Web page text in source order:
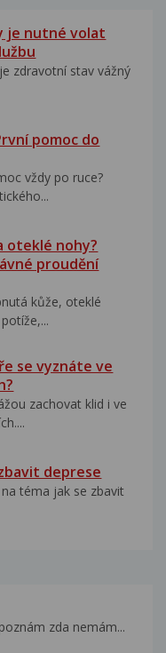
je nutné volat
zdravotní stav vážný
pomoc do
vždy po ruce?
oteklé nohy?
proudění
kůže, oteklé
se vyznáte ve
zachovat klid i ve
zbavit deprese
téma jak se zbavit
zda nemám...